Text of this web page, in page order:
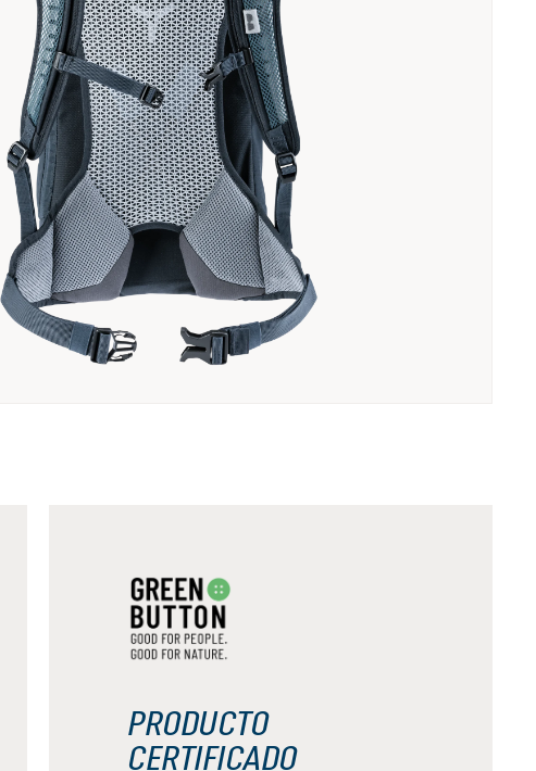
PRODUCTO
CERTIFICADO